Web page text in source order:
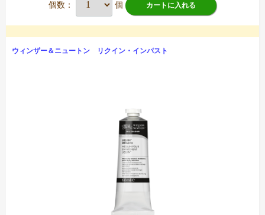
個数： 個 カートに入れる
ウィンザー＆ニュートン リクイン・インパスト